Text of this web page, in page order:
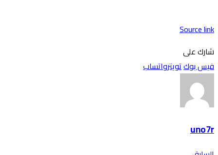
Source link
شارك على
فيس بوكتويترواتساب
uno7r